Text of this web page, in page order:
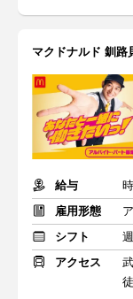
マクドナルド 釧路
給与
雇用形態
シフト
アクセス